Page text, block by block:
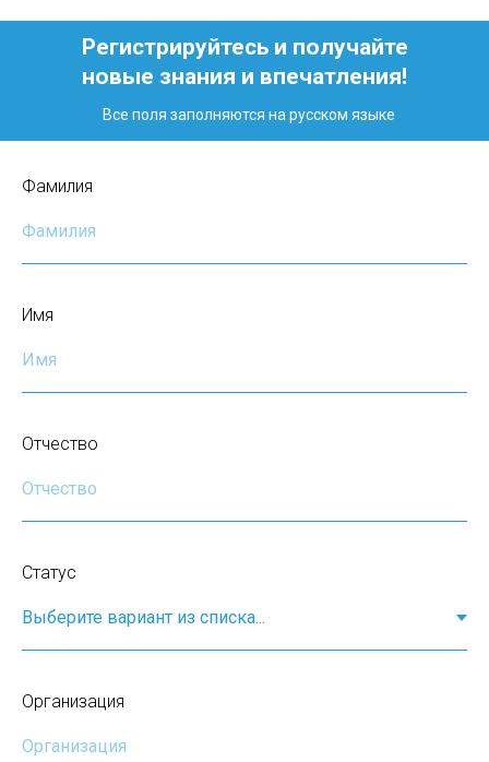
Регист рируйтесь и получайте
новые знания и впечатления!
Все поля заполняются на русском языке
Фамилия
Имя
Отчество
Статус
Организация